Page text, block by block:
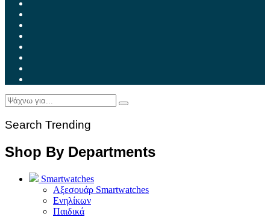
Search Trending
Shop By Departments
Smartwatches
Αξεσουάρ Smartwatches
Ενηλίκων
Παιδικά